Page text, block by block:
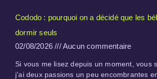
Cododo : pourquoi on a décidé que les
dormir seuls
02/08/2026
Aucun commentaire
Si vous me lisez depuis un moment, vous
j’ai deux passions un peu encombrantes